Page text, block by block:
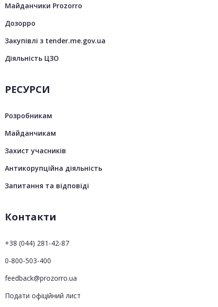
Майданчики Prozorro
Дозорро
Закупівлі з tender.me.gov.ua
Діяльність ЦЗО
РЕСУРСИ
Розробникам
Майданчикам
Захист учасників
Антикорупційна діяльність
Запитання та відповіді
Контакти
+38 (044) 281-42-87
0-800-503-400
feedback@prozorro.ua
Подати офіційний лист